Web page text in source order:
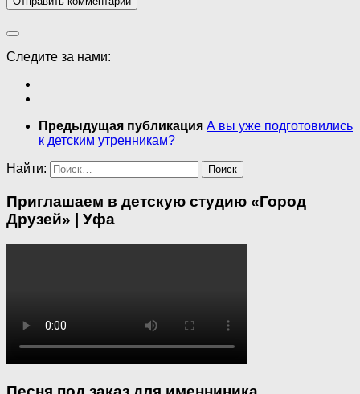
Следите за нами:
Предыдущая публикация А вы уже подготовились
к детским утренникам?
Найти:
Приглашаем в детскую студию «Город
Друзей» | Уфа